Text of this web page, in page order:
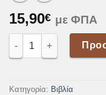
15,90€ με ΦΠΑ
Σύγχρονος
Κατηγορία: Βιβλία